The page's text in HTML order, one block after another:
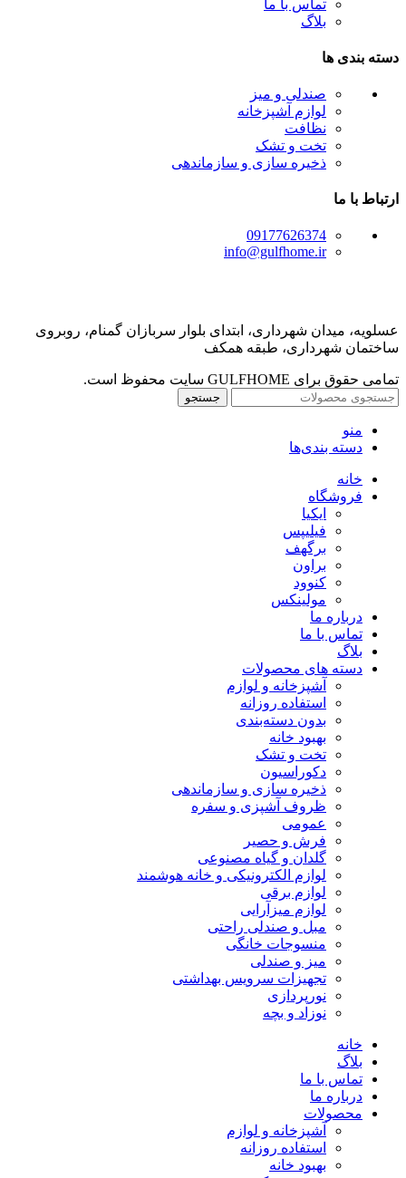
تماس با ما
بلاگ
دسته بندی ها
صندلی و میز
لوازم آشپزخانه
نظافت
تخت و تشک
ذخیره سازی و سازماندهی
ارتباط با ما
09177626374
info@gulfhome.ir
عسلویه، میدان شهرداری، ابتدای بلوار سربازان گمنام، روبروی
ساختمان شهرداری، طبقه همکف
تمامی حقوق برای GULFHOME سایت محفوظ است.
جستجو
منو
دسته بندی‌ها
خانه
فروشگاه
ایکیا
فیلیپس
برگهف
براون
کنوود
مولینکس
درباره ما
تماس با ما
بلاگ
دسته های محصولات
آشپزخانه و لوازم
استفاده روزانه
بدون دسته‌بندی
بهبود خانه
تخت و تشک
دکوراسیون
ذخیره سازی و سازماندهی
ظروف آشپزی و سفره
عمومی
فرش و حصیر
گلدان و گیاه مصنوعی
لوازم الکترونیکی و خانه هوشمند
لوازم برقی
لوازم میزآرایی
مبل و صندلی راحتی
منسوجات خانگی
میز و صندلی
تجهیزات سرویس بهداشتی
نورپردازی
نوزاد و بچه
خانه
بلاگ
تماس با ما
درباره ما
محصولات
آشپزخانه و لوازم
استفاده روزانه
بهبود خانه